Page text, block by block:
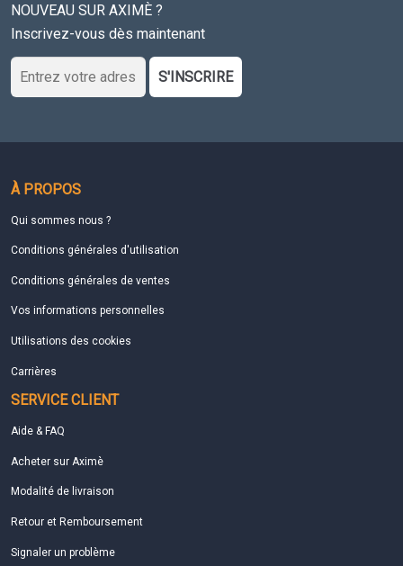
NOUVEAU SUR AXIMÈ ?
Inscrivez-vous dès maintenant
S'INSCRIRE
À PROPOS
Qui sommes nous ?
Conditions générales d'utilisation
Conditions générales de ventes
Vos informations personnelles
Utilisations des cookies
Carrières
SERVICE CLIENT
Aide & FAQ
Acheter sur Aximè
Modalité de livraison
Retour et Remboursement
Signaler un problème